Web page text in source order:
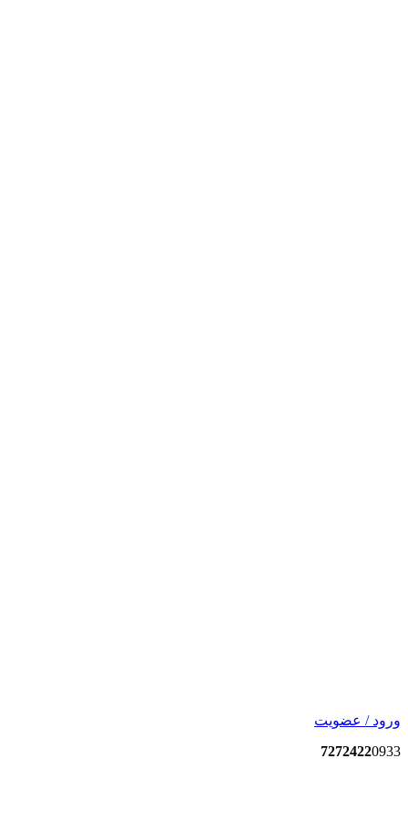
ورود / عضویت
72724220933